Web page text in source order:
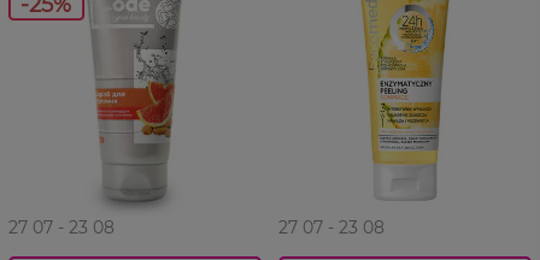
27 07 - 23 08 27 07 - 23 08